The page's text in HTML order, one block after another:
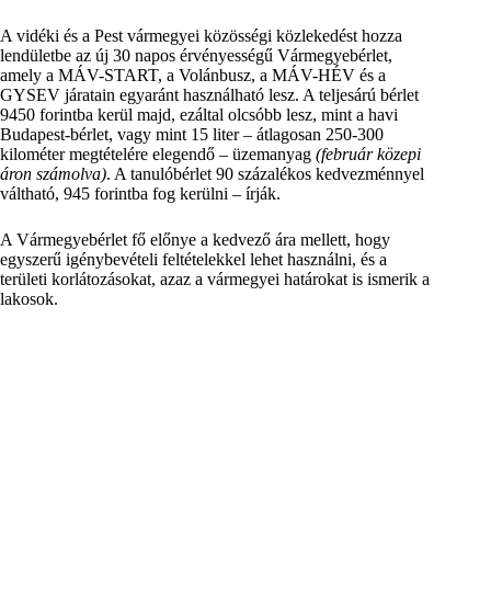
A vidéki és a Pest vármegyei közösségi közlekedést hozza
lendületbe az új 30 napos érvényességű Vármegyebérlet,
amely a MÁV-START, a Volánbusz, a MÁV-HÉV és a
GYSEV járatain egyaránt használható lesz. A teljesárú bérlet
9450 forintba kerül majd, ezáltal olcsóbb lesz, mint a havi
Budapest-bérlet, vagy mint 15 liter – átlagosan 250-300
kilométer megtételére elegendő – üzemanyag (február közepi
áron számolva). A tanulóbérlet 90 százalékos kedvezménnyel
váltható, 945 forintba fog kerülni – írják.
A Vármegyebérlet fő előnye a kedvező ára mellett, hogy
egyszerű igénybevételi feltételekkel lehet használni, és a
területi korlátozásokat, azaz a vármegyei határokat is ismerik a
lakosok.